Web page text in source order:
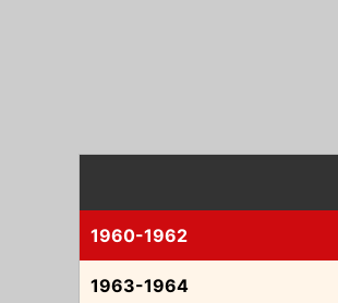
1960-1962
1963-1964